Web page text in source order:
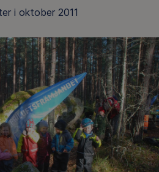
i oktober 2011